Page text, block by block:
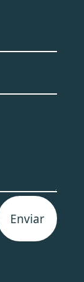
Enviar